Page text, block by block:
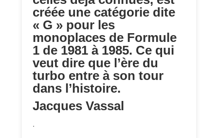
créée une catégorie dite
« G » pour les
monoplaces de Formule
1 de 1981 à 1985. Ce qui
veut dire que l’ère du
turbo entre à son tour
dans l’histoire.
Jacques Vassal
.